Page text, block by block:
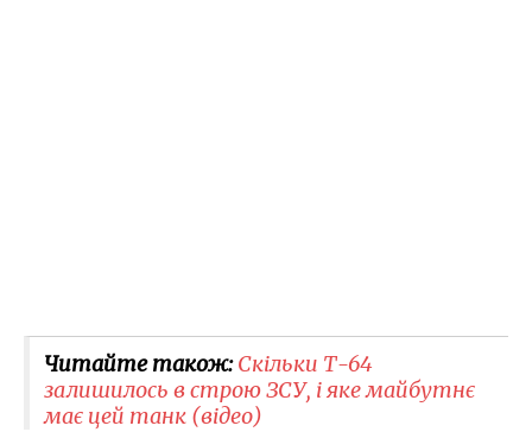
Читайте також:Скільки Т-64
залишилось в строю ЗСУ, і яке майбутнє
має цей танк (відео)